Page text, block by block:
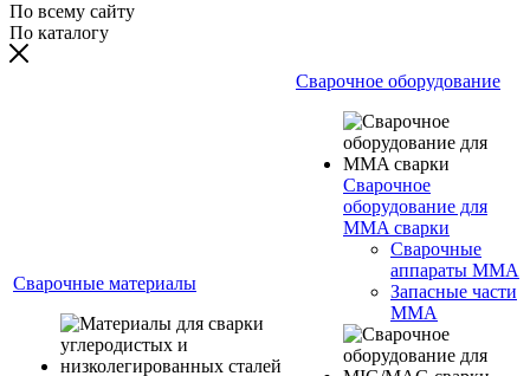
По всему сайту
По каталогу
Сварочные материалы
Сварочное оборудование
Сварочное
оборудование для
MMA сварки
Сварочные
аппараты MMA
Запасные части
MMA